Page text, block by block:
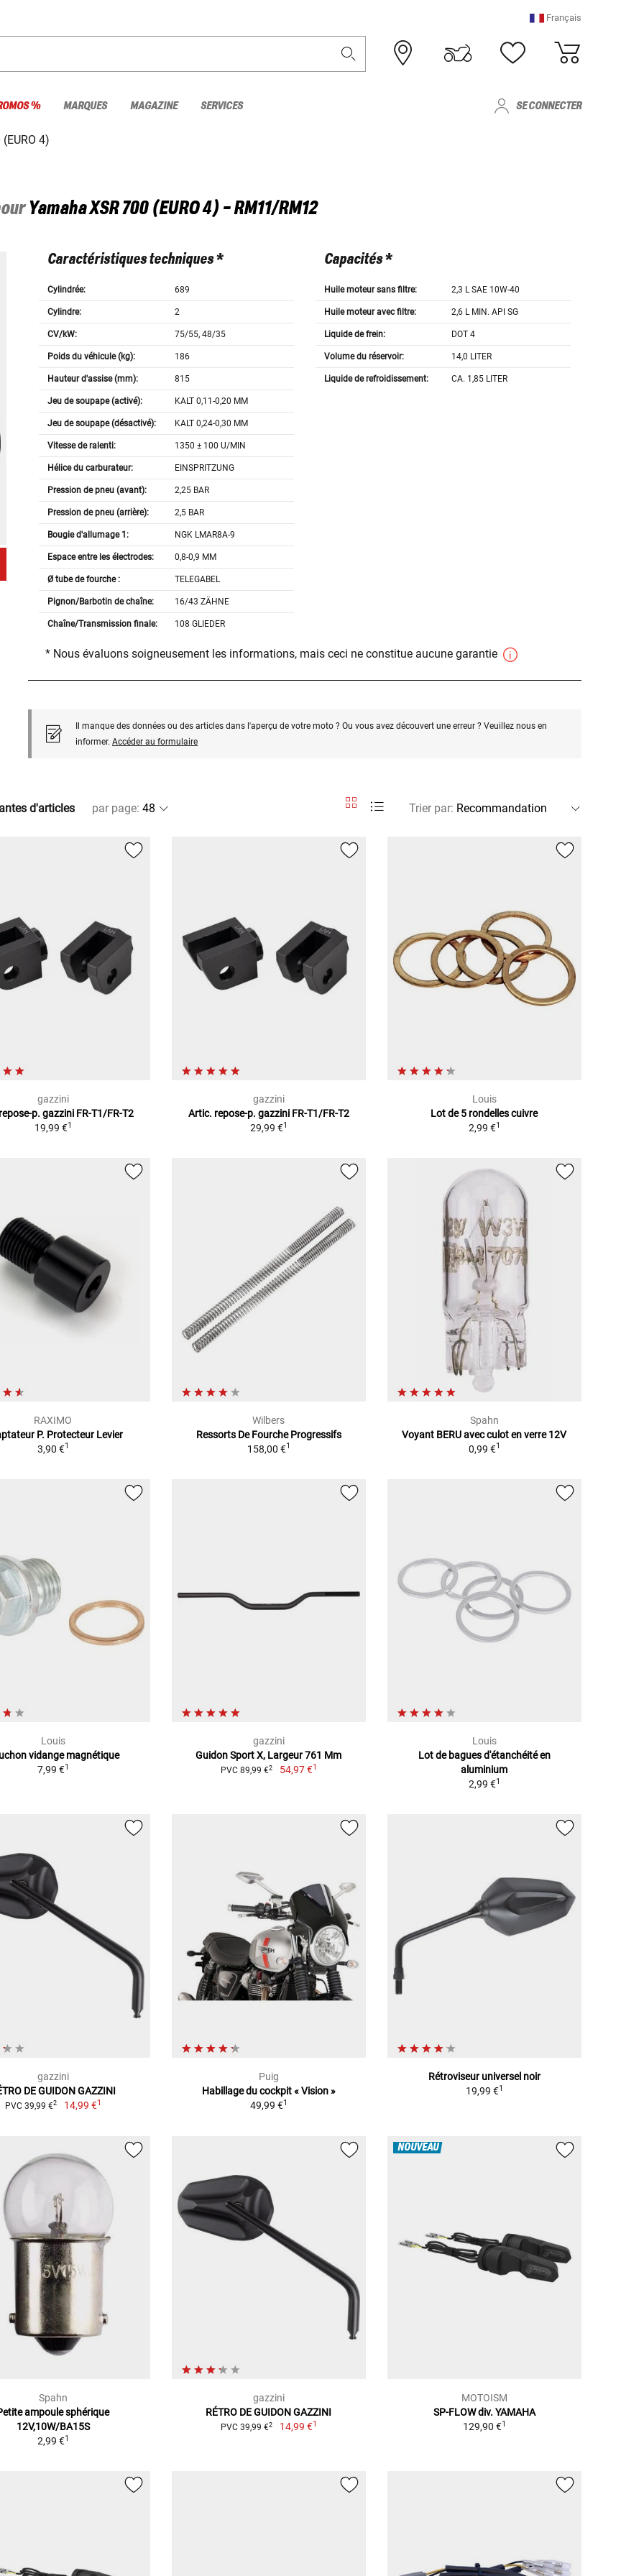
Français
% MARQUES MAGAZINE SERVICES SE CONNECTER
4)
YamahaXSR 700 (EURO 4) - RM11/RM12
Caractéristiques techniques *
Cylindrée: 689
Cylindre: 2
CV/kW: 75/55, 48/35
Poids du véhicule (kg): 186
Hauteur d'assise (mm): 815
Jeu de soupape (activé): KALT 0,11-0,20 MM
Jeu de soupape (désactivé): KALT 0,24-0,30 MM
Vitesse de ralenti: 1350 ± 100 U/MIN
Hélice du carburateur: EINSPRITZUNG
Pression de pneu (avant): 2,25 BAR
Pression de pneu (arrière): 2,5 BAR
Bougie d'allumage 1: NGK LMAR8A-9
Espace entre les électrodes: 0,8-0,9 MM
Ø tube de fourche : TELEGABEL
Pignon/Barbotin de chaîne: 16/43 ZÄHNE
Chaîne/Transmission finale: 108 GLIEDER
Capacités *
Huile moteur sans filtre: 2,3 L SAE 10W-40
Huile moteur avec filtre: 2,6 L MIN. API SG
Liquide de frein: DOT 4
Volume du réservoir: 14,0 LITER
Liquide de refroidissement: CA. 1,85 LITER
* Nous évaluons soigneusement les informations, mais ceci ne constitue aucune garantie
Il manque des données ou des articles dans l'aperçu de votre moto ? Ou vous avez découvert une erreur ? Veuillez nous en
informer. Accéder au formulaire
d'articles par page: Trier par:
gazzini
p. gazzini FR-T1/FR-T2
19,99 €1
gazzini
Artic. repose-p. gazzini FR-T1/FR-T2
29,99 €1
Louis
Lot de 5 rondelles cuivre
2,99 €1
RAXIMO
P. Protecteur Levier
3,90 €1
Wilbers
Ressorts De Fourche Progressifs
158,00 €1
Spahn
Voyant BERU avec culot en verre 12V
0,99 €1
Louis
vidange magnétique
7,99 €1
gazzini
Guidon Sport X, Largeur 761 Mm
PVC 89,99 €2 54,97 €1
Louis
Lot de bagues d'étanchéité en
aluminium
2,99 €1
gazzini
DE GUIDON GAZZINI
PVC 39,99 €2 14,99 €1
Puig
Habillage du cockpit « Vision »
49,99 €1
Rétroviseur universel noir
19,99 €1
Spahn
ampoule sphérique
12V,10W/BA15S
2,99 €1
gazzini
RÉTRO DE GUIDON GAZZINI
PVC 39,99 €2 14,99 €1
NOUVEAU
MOTOISM
SP-FLOW div. YAMAHA
129,90 €1